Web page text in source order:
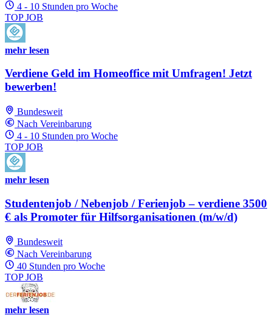
4 - 10 Stunden pro Woche
TOP JOB
mehr lesen
Verdiene Geld im Homeoffice mit Umfragen! Jetzt
bewerben!
Bundesweit
Nach Vereinbarung
4 - 10 Stunden pro Woche
TOP JOB
mehr lesen
Studentenjob / Nebenjob / Ferienjob – verdiene 3500
€ als Promoter für Hilfsorganisationen (m/w/d)
Bundesweit
Nach Vereinbarung
40 Stunden pro Woche
TOP JOB
mehr lesen